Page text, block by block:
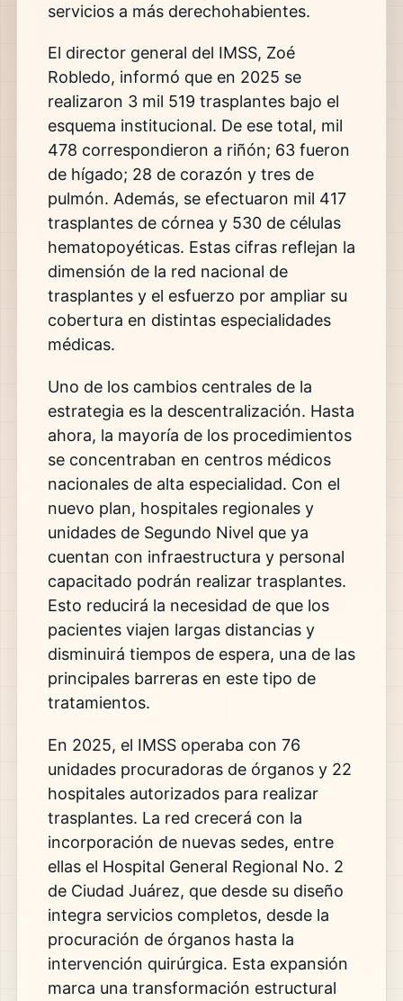
servicios a más derechohabientes.
El director general del IMSS, Zoé
Robledo, informó que en 2025 se
realizaron 3 mil 519 trasplantes bajo el
esquema institucional. De ese total, mil
478 correspondieron a riñón; 63 fueron
de hígado; 28 de corazón y tres de
pulmón. Además, se efectuaron mil 417
trasplantes de córnea y 530 de células
hematopoyéticas. Estas cifras reflejan la
dimensión de la red nacional de
trasplantes y el esfuerzo por ampliar su
cobertura en distintas especialidades
médicas.
Uno de los cambios centrales de la
estrategia es la descentralización. Hasta
ahora, la mayoría de los procedimientos
se concentraban en centros médicos
nacionales de alta especialidad. Con el
nuevo plan, hospitales regionales y
unidades de Segundo Nivel que ya
cuentan con infraestructura y personal
capacitado podrán realizar trasplantes.
Esto reducirá la necesidad de que los
pacientes viajen largas distancias y
disminuirá tiempos de espera, una de las
principales barreras en este tipo de
tratamientos.
En 2025, el IMSS operaba con 76
unidades procuradoras de órganos y 22
hospitales autorizados para realizar
trasplantes. La red crecerá con la
incorporación de nuevas sedes, entre
ellas el Hospital General Regional No. 2
de Ciudad Juárez, que desde su diseño
integra servicios completos, desde la
procuración de órganos hasta la
intervención quirúrgica. Esta expansión
marca una transformación estructural